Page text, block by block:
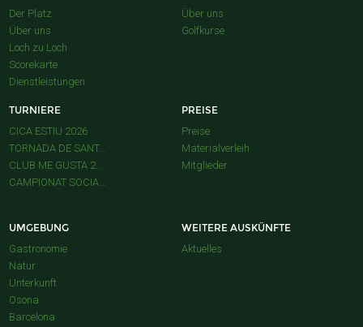
Der Platz
Über uns
Loch zu Loch
Scorekarte
Dienstleistungen
Über uns
Golfkurse
TURNIERE
CICA ESTIU 2026
TORNADA DE SANT...
CLUB ME GUSTA 2...
CAMPIONAT SOCIA...
PREISE
Preise
Materialverleih
Mitglieder
UMGEBUNG
Gastronomie
Natur
Unterkunft
Osona
Barcelona
WEITERE AUSKÜNFTE
Aktuelles